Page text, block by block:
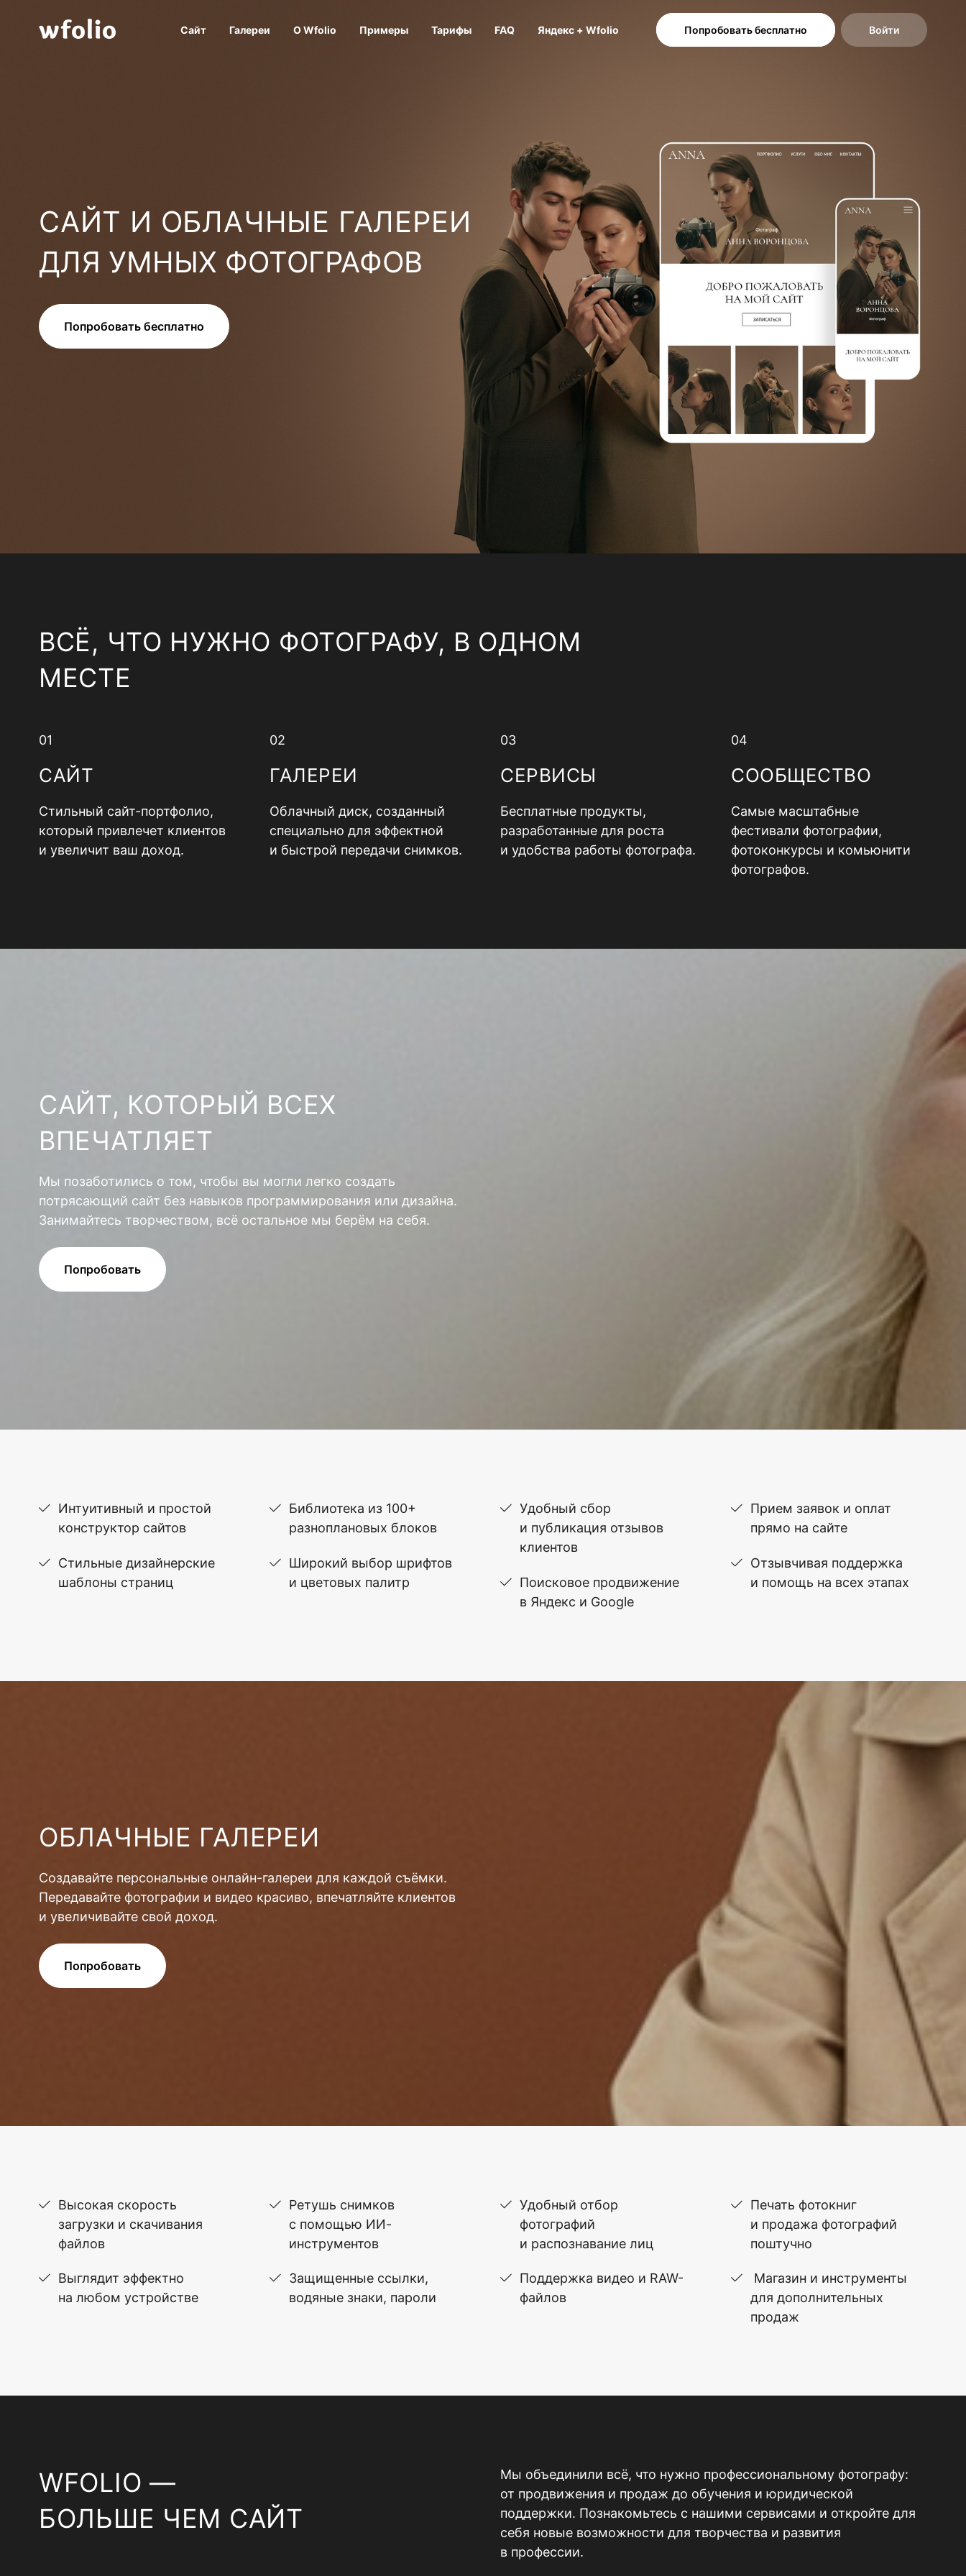
Сайт Галереи О Wfolio Примеры Тарифы FAQ Яндекс + Wfolio Попробовать бесплатно Войти
САЙТ И ОБЛАЧНЫЕ ГАЛЕРЕИ
ДЛЯ УМНЫХ ФОТОГРАФОВ
Попробовать бесплатно
ВСЁ, ЧТО НУЖНО ФОТОГРАФУ, В ОДНОМ
МЕСТЕ
01
САЙТ
Стильный сайт-портфолио,
который привлечет клиентов
и увеличит ваш доход.
02
ГАЛЕРЕИ
Облачный диск, созданный
специально для эффектной
и быстрой передачи снимков.
03
СЕРВИСЫ
Бесплатные продукты,
разработанные для роста
и удобства работы фотографа.
04
СООБЩЕСТВО
Самые масштабные
фестивали фотографии,
фотоконкурсы и комьюнити
фотографов.
САЙТ, КОТОРЫЙ ВСЕХ
ВПЕЧАТЛЯЕТ
Мы позаботились о том, чтобы вы могли легко создать
потрясающий сайт без навыков программирования или дизайна.
Занимайтесь творчеством, всё остальное мы берём на себя.
Попробовать
Интуитивный и простой
конструктор сайтов
Стильные дизайнерские
шаблоны страниц
Библиотека из 100+
разноплановых блоков
Широкий выбор шрифтов
и цветовых палитр
Удобный сбор
и публикация отзывов
клиентов
Поисковое продвижение
в Яндекс и Google
Прием заявок и оплат
прямо на сайте
Отзывчивая поддержка
и помощь на всех этапах
ОБЛАЧНЫЕ ГАЛЕРЕИ
Создавайте персональные онлайн-галереи для каждой съёмки.
Передавайте фотографии и видео красиво, впечатляйте клиентов
и увеличивайте свой доход.
Попробовать
Высокая скорость
загрузки и скачивания
файлов
Выглядит эффектно
на любом устройстве
Ретушь снимков
с помощью ИИ-
инструментов
Защищенные ссылки,
водяные знаки, пароли
Удобный отбор
фотографий
и распознавание лиц
Поддержка видео и RAW-
файлов
Печать фотокниг
и продажа фотографий
поштучно
Магазин и инструменты
для дополнительных
продаж
WFOLIO —
БОЛЬШЕ ЧЕМ САЙТ
Мы объединили всё, что нужно профессиональному фотографу:
от продвижения и продаж до обучения и юридической
поддержки. Познакомьтесь с нашими сервисами и откройте для
себя новые возможности для творчества и развития
в профессии.